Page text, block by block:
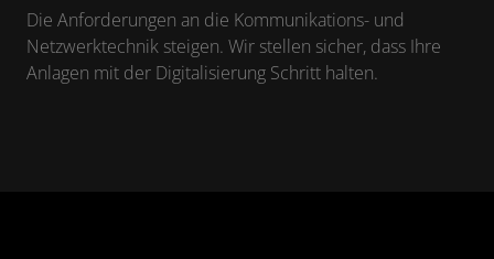
Die Anforderungen an die Kommunikations- und
Netzwerktechnik steigen. Wir stellen sicher, dass Ihre
Anlagen mit der Digitalisierung Schritt halten.